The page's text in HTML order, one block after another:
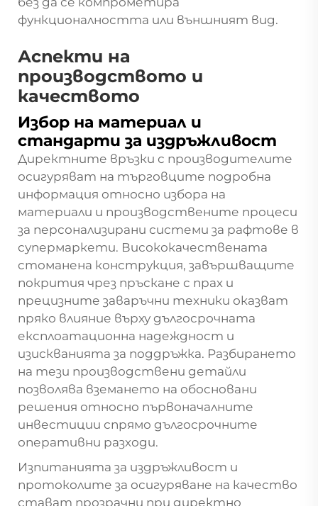
функционалността или външният вид.
Аспекти на
производството и
качеството
Избор на материал и
стандарти за издръжливост
Директните връзки с производителите
осигуряват на търговците подробна
информация относно избора на
материали и производствените процеси
за персонализирани системи за рафтове в
супермаркети. Висококачествената
стоманена конструкция, завършващите
покрития чрез пръскане с прах и
прецизните заваръчни техники оказват
пряко влияние върху дългосрочната
експлоатационна надеждност и
изискванията за поддръжка. Разбирането
на тези производствени детайли
позволява вземането на обосновани
решения относно първоначалните
инвестиции спрямо дългосрочните
оперативни разходи.
Изпитанията за издръжливост и
протоколите за осигуряване на качество
стават прозрачни при директно